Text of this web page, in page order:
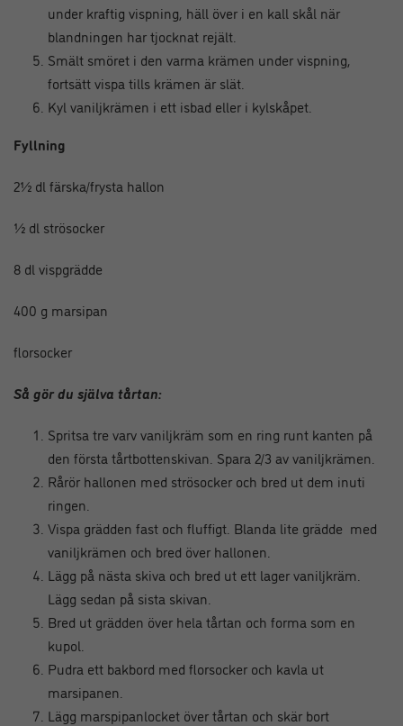
under kraftig vispning, häll över i en kall skål när
blandningen har tjocknat rejält.
Smält smöret i den varma krämen under vispning,
fortsätt vispa tills krämen är slät.
Kyl vaniljkrämen i ett isbad eller i kylskåpet.
Fyllning
2½ dl färska/frysta hallon
½ dl strösocker
8 dl vispgrädde
400 g marsipan
florsocker
Så gör du själva tårtan:
Spritsa tre varv vaniljkräm som en ring runt kanten på
den första tårtbottenskivan. Spara 2/3 av vaniljkrämen.
Rårör hallonen med strösocker och bred ut dem inuti
ringen.
Vispa grädden fast och fluffigt. Blanda lite grädde med
vaniljkrämen och bred över hallonen.
Lägg på nästa skiva och bred ut ett lager vaniljkräm.
Lägg sedan på sista skivan.
Bred ut grädden över hela tårtan och forma som en
kupol.
Pudra ett bakbord med florsocker och kavla ut
marsipanen.
Lägg marspipanlocket över tårtan och skär bort